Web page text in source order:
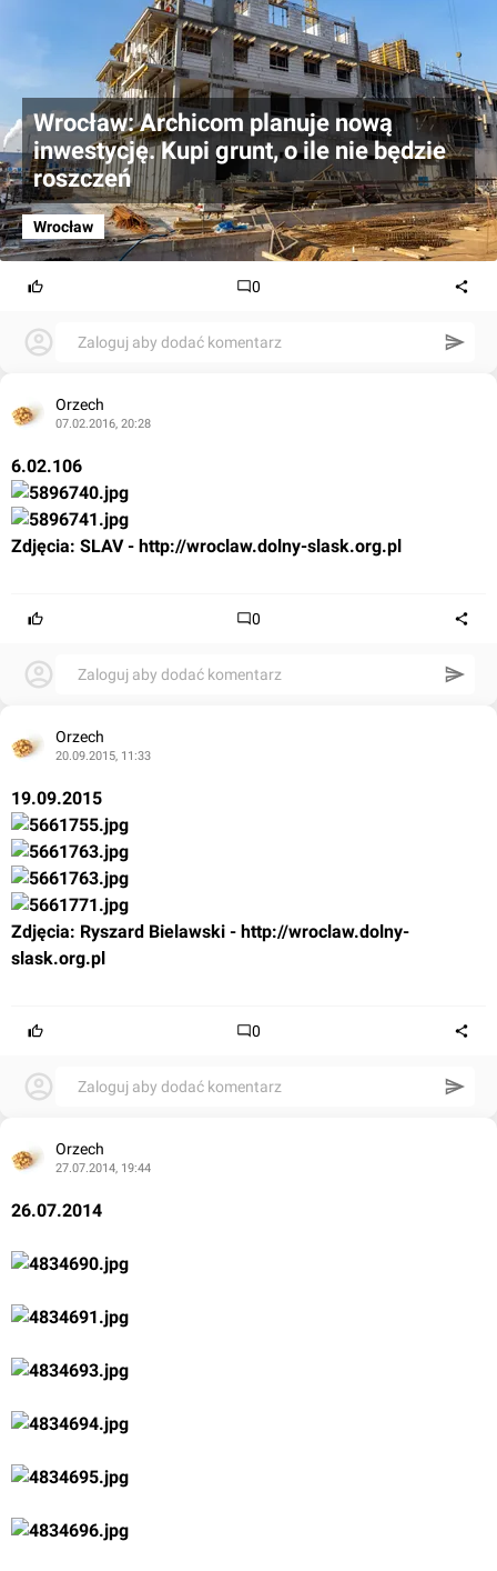
Wrocław: Archicom planuje nową
inwestycję. Kupi grunt, o ile nie będzie
roszczeń
Wrocław
0
Zaloguj aby dodać komentarz
Orzech
07.02.2016, 20:28
6.02.106
Zdjęcia: SLAV - http://wroclaw.dolny-slask.org.pl
0
Zaloguj aby dodać komentarz
Orzech
20.09.2015, 11:33
19.09.2015
Zdjęcia: Ryszard Bielawski - http://wroclaw.dolny-
slask.org.pl
0
Zaloguj aby dodać komentarz
Orzech
27.07.2014, 19:44
26.07.2014